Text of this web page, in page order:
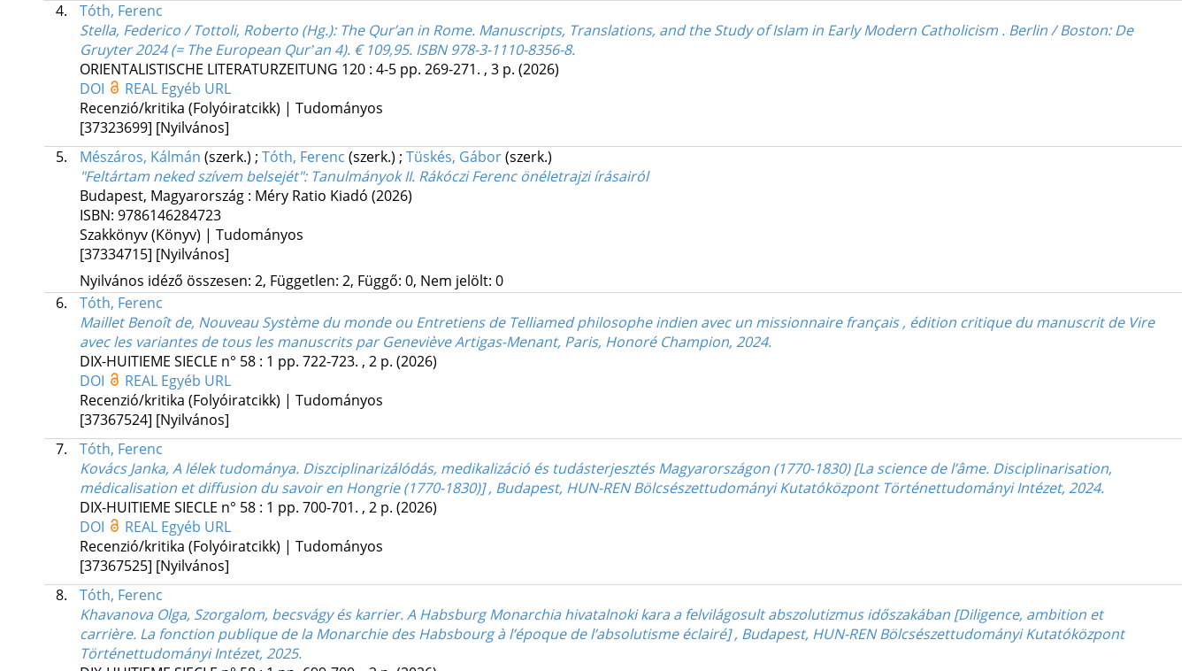
4.
Tóth, Ferenc
Stella, Federico / Tottoli, Roberto (Hg.): The Qur’an in Rome. Manuscripts, Translations, and the Study of Islam in Early Modern Catholicism . Berlin / Boston: De
Gruyter 2024 (= The European Qurʼan 4). € 109,95. ISBN 978-3-1110-8356-8.
ORIENTALISTISCHE LITERATURZEITUNG 120: 4-5 pp. 269-271. , 3 p. (2026)
DOI
REAL Egyéb URL
Recenzió/kritika (Folyóiratcikk) | Tudományos
[37323699] [Nyilvános]
5.
Mészáros, Kálmán (szerk.) ; Tóth, Ferenc (szerk.) ; Tüskés, Gábor(szerk.)
"Feltártam neked szívem belsejét": Tanulmányok II. Rákóczi Ferenc önéletrajzi írásairól
Budapest, Magyarország : Méry Ratio Kiadó (2026)
ISBN: 9786146284723
Szakkönyv (Könyv) | Tudományos
[37334715] [Nyilvános]
Nyilvános idéző összesen: 2, Független: 2, Függő: 0, Nem jelölt: 0
6.
Tóth, Ferenc
Maillet Benoît de, Nouveau Système du monde ou Entretiens de Telliamed philosophe indien avec un missionnaire français , édition critique du manuscrit de Vire
avec les variantes de tous les manuscrits par Geneviève Artigas-Menant, Paris, Honoré Champion, 2024.
DIX-HUITIEME SIECLE n° 58: 1 pp. 722-723. , 2 p. (2026)
DOI
REAL Egyéb URL
Recenzió/kritika (Folyóiratcikk) | Tudományos
[37367524] [Nyilvános]
7.
Tóth, Ferenc
Kovács Janka, A lélek tudománya. Diszciplinarizálódás, medikalizáció és tudásterjesztés Magyarországon (1770-1830) [La science de l’âme. Disciplinarisation,
médicalisation et diffusion du savoir en Hongrie (1770-1830)] , Budapest, HUN-REN Bölcsészettudományi Kutatóközpont Történettudományi Intézet, 2024.
DIX-HUITIEME SIECLE n° 58: 1 pp. 700-701. , 2 p. (2026)
DOI
REAL Egyéb URL
Recenzió/kritika (Folyóiratcikk) | Tudományos
[37367525] [Nyilvános]
8.
Tóth, Ferenc
Khavanova Olga, Szorgalom, becsvágy és karrier. A Habsburg Monarchia hivatalnoki kara a felvilágosult abszolutizmus időszakában [Diligence, ambition et
carrière. La fonction publique de la Monarchie des Habsbourg à l’époque de l’absolutisme éclairé] , Budapest, HUN-REN Bölcsészettudományi Kutatóközpont
Történettudományi Intézet, 2025.